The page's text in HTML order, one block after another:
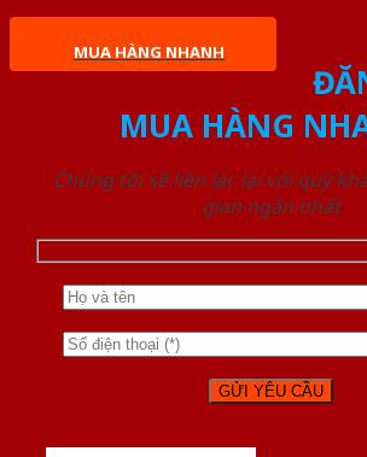
MUA HÀNG NHANH
MUA HÀNG
Chúng tôi sẽ liên lạc lại với quý
gian ngắn nhất